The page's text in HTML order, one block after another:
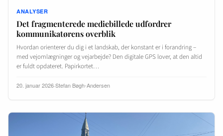
ANALYSER
Det fragmenterede mediebillede udfordrer
kommunikatørens overblik
Hvordan orienterer du dig i et landskab, der konstant er i forandring –
med vejomlægninger og vejarbejde? Den digitale GPS lover, at den altid
er fuldt opdateret. Papirkortet…
20. januar 2026·Stefan Bøgh-Andersen